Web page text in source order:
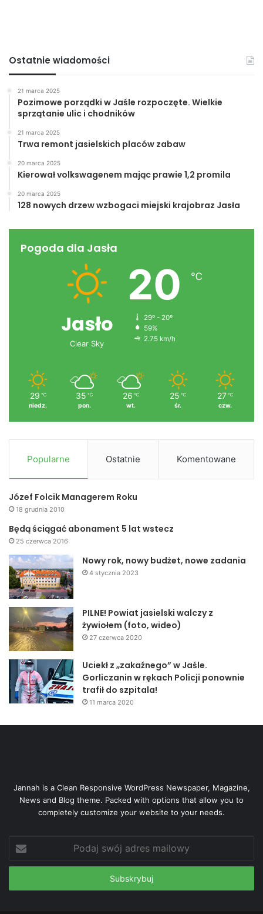
Ostatnie wiadomości
21 marca 2025
Pozimowe porządki w Jaśle rozpoczęte. Wielkie
sprzątanie ulic i chodników
21 marca 2025
Trwa remont jasielskich placów zabaw
20 marca 2025
Kierował volkswagenem mając prawie 1,2 promila
20 marca 2025
128 nowych drzew wzbogaci miejski krajobraz Jasła
Pogoda dla Jasła
Jasło
Clear Sky
20 ℃
29º - 20º
59%
2.75 km/h
29 ℃
niedz.
35 ℃
pon.
26 ℃
wt.
25 ℃
śr.
27 ℃
czw.
Popularne Ostatnie Komentowane
Józef Folcik Managerem Roku
18 grudnia 2010
Będą ściągać abonament 5 lat wstecz
25 czerwca 2016
Nowy rok, nowy budżet, nowe zadania
4 stycznia 2023
PILNE! Powiat jasielski walczy z
żywiołem (foto, wideo)
27 czerwca 2020
Uciekł z „zakaźnego” w Jaśle.
Gorliczanin w rękach Policji ponownie
trafił do szpitala!
11 marca 2020
Jannah is a Clean Responsive WordPress Newspaper, Magazine,
News and Blog theme. Packed with options that allow you to
completely customize your website to your needs.
swój
adres